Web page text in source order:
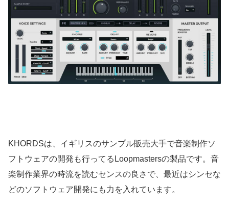
KHORDSは、イギリスのサンプル販売大手で音楽制作ソ
フトウェアの開発も行ってるLoopmastersの製品です。音
楽制作業界の時流を読むセンスの良さで、最近はシンセな
どのソフトウェア開発にも力を入れています。